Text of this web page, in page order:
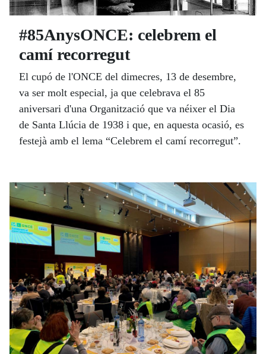
#85AnysONCE: celebrem el
camí recorregut
El cupó de l'ONCE del dimecres, 13 de desembre,
va ser molt especial, ja que celebrava el 85
aniversari d'una Organització que va néixer el Dia
de Santa Llúcia de 1938 i que, en aquesta ocasió, es
festejà amb el lema “Celebrem el camí recorregut”.